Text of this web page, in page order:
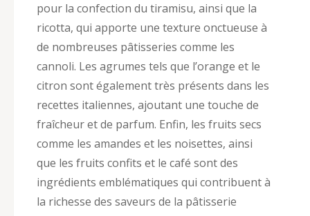
pour la confection du tiramisu, ainsi que la
ricotta, qui apporte une texture onctueuse à
de nombreuses pâtisseries comme les
cannoli. Les agrumes tels que l’orange et le
citron sont également très présents dans les
recettes italiennes, ajoutant une touche de
fraîcheur et de parfum. Enfin, les fruits secs
comme les amandes et les noisettes, ainsi
que les fruits confits et le café sont des
ingrédients emblématiques qui contribuent à
la richesse des saveurs de la pâtisserie